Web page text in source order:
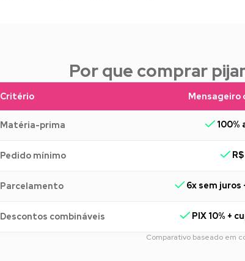
Por que comprar
Critério Mensageiro
Matéria-prima 100%
Pedido mínimo
Parcelamento 6x sem juros
Descontos combináveis PIX 10% +
Comparativo baseado em